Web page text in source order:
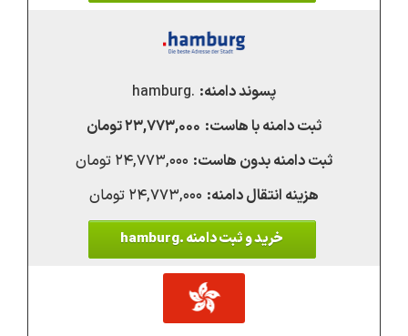
.hamburg
۲۳,۷۷۳,۰۰۰ تومان
۲۴,۷۷۳,۰۰۰ تومان
۲۴,۷۷۳,۰۰۰ تومان
خرید و ثبت دامنه .hamburg